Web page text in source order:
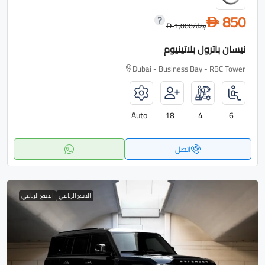
D 850
D1,000/day
نيسان باترول بلاتينيوم
Dubai - Business Bay - RBC Tower
6
4
18
Auto
اتصل
الدفع الرباعي الدفع الرباعي